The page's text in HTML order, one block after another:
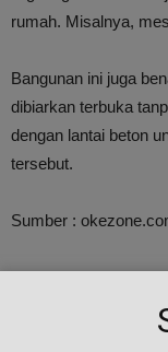
rumah. Misalnya,
Bangunan ini juga
dibiarkan terbuka
dengan lantai beton
tersebut.
Sumber :